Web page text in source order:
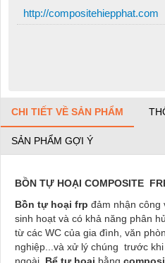
http://compositehiepphat.com
CHI TIẾT VỀ SẢN PHẨM
SẢN PHẨM GỢI Ý
BỒN TỰ HOẠI COMPOSITE
Bồn tự hoại frp đảm nhận công
sinh hoạt và có khả năng phân
từ các WC của gia đình, văn
nghiệp...và xử lý chúng trước
ngoài. Bể tự hoại bằng